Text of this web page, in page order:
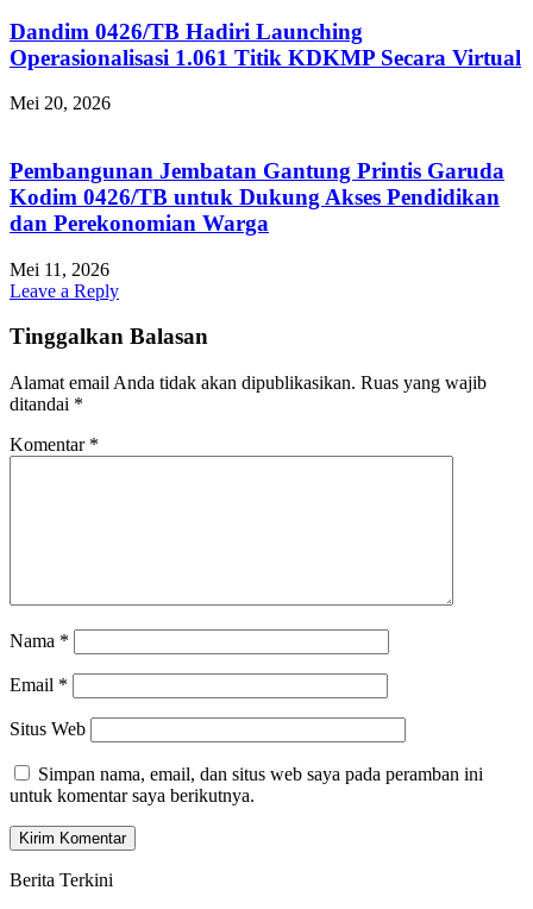
Dandim 0426/TB Hadiri Launching
Operasionalisasi 1.061 Titik KDKMP Secara Virtual
Mei 20, 2026
Pembangunan Jembatan Gantung Printis Garuda
Kodim 0426/TB untuk Dukung Akses Pendidikan
dan Perekonomian Warga
Mei 11, 2026
Leave a Reply
Tinggalkan Balasan
Alamat email Anda tidak akan dipublikasikan. Ruas yang wajib
ditandai *
Komentar *
Nama *
Email *
Situs Web
Simpan nama, email, dan situs web saya pada peramban ini
untuk komentar saya berikutnya.
Berita Terkini